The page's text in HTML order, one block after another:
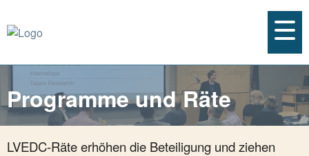
Programme und Räte
LVEDC-Räte erhöhen die Beteiligung und ziehen